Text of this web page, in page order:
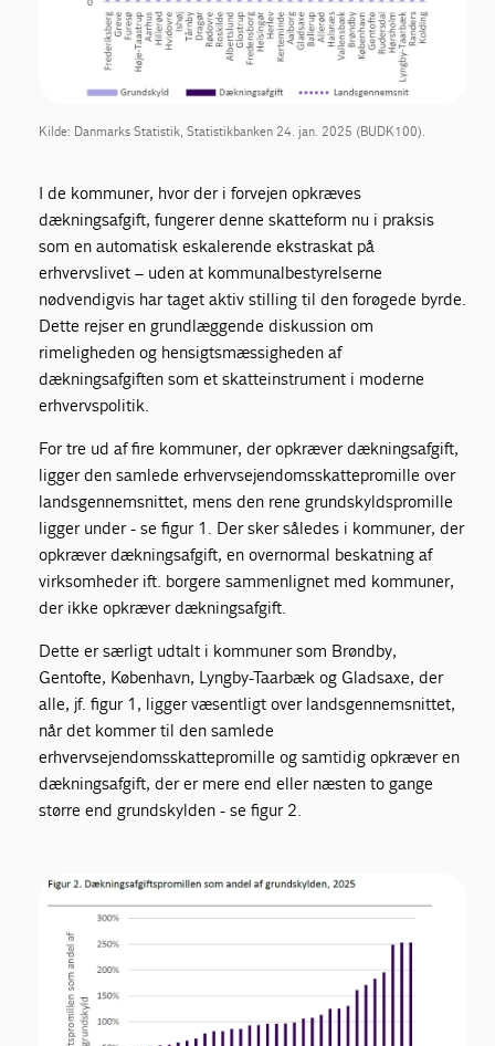
Kilde: Danmarks Statistik, Statistikbanken 24. jan. 2025 (BUDK100).
I de kommuner, hvor der i forvejen opkræves
dækningsafgift, fungerer denne skatteform nu i praksis
som en automatisk eskalerende ekstraskat på
erhvervslivet – uden at kommunalbestyrelserne
nødvendigvis har taget aktiv stilling til den forøgede byrde.
Dette rejser en grundlæggende diskussion om
rimeligheden og hensigtsmæssigheden af
dækningsafgiften som et skatteinstrument i moderne
erhvervspolitik.
For tre ud af fire kommuner, der opkræver dækningsafgift,
ligger den samlede erhvervsejendomsskattepromille over
landsgennemsnittet, mens den rene grundskyldspromille
ligger under - se figur 1. Der sker således i kommuner, der
opkræver dækningsafgift, en overnormal beskatning af
virksomheder ift. borgere sammenlignet med kommuner,
der ikke opkræver dækningsafgift.
Dette er særligt udtalt i kommuner som Brøndby,
Gentofte, København, Lyngby-Taarbæk og Gladsaxe, der
alle, jf. figur 1, ligger væsentligt over landsgennemsnittet,
når det kommer til den samlede
erhvervsejendomsskattepromille og samtidig opkræver en
dækningsafgift, der er mere end eller næsten to gange
større end grundskylden - se figur 2.